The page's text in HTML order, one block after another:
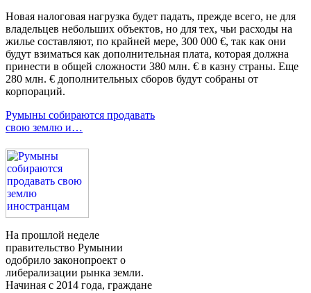
Новая налоговая нагрузка будет падать, прежде всего, не для
владельцев небольших объектов, но для тех, чьи расходы на
жилье составляют, по крайней мере, 300 000 €, так как они
будут взиматься как дополнительная плата, которая должна
принести в общей сложности 380 млн. € в казну страны. Еще
280 млн. € дополнительных сборов будут собраны от
корпораций.
Румыны собираются продавать
свою землю и…
На прошлой неделе
правительство Румынии
одобрило законопроект о
либерализации рынка земли.
Начиная с 2014 года, граждане